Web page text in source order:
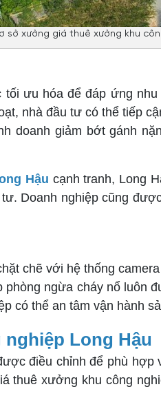
sở xưởng giá thuê xưởng khu
tối ưu hóa để đáp ứng nhu
nhà đầu tư có thể tiếp
doanh giảm bớt gánh
Hậu cạnh tranh, Long
Doanh nghiệp cũng
chẽ với hệ thống
ngừa cháy nổ luôn
có thể an tâm vận hành
Long Hậu
điều chỉnh để phù hợp
thuê xưởng khu công